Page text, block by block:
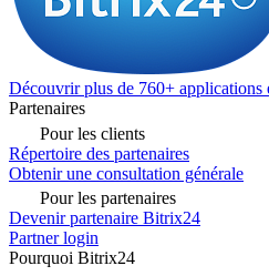
Découvrir plus de 760+ applications
Partenaires
Pour les clients
Répertoire des partenaires
Obtenir une consultation générale
Pour les partenaires
Devenir partenaire Bitrix24
Partner login
Pourquoi Bitrix24